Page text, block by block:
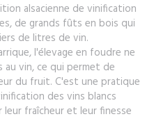
alsacienne de vinification
de grands fûts en bois qui
de litres de vin.
l'élevage en foudre ne
vin, ce qui permet de
du fruit. C'est une pratique
des vins blancs
fraîcheur et leur finesse